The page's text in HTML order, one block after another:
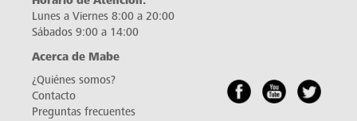
Lunes a Viernes 8:00 a 20:00
Sábados 9:00 a 14:00
Acerca de Mabe
¿Quiénes somos?
Contacto
Preguntas frecuentes